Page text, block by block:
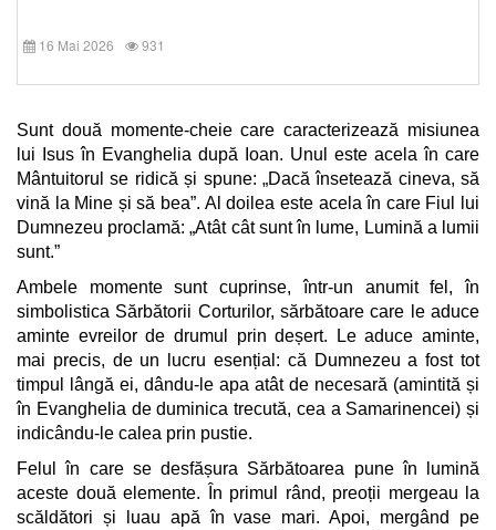
16 Mai 2026 931
Sunt două momente-cheie care caracterizează misiunea
lui Isus în Evanghelia după Ioan. Unul este acela în care
Mântuitorul se ridică și spune: „Dacă însetează cineva, să
vină la Mine și să bea”. Al doilea este acela în care Fiul lui
Dumnezeu proclamă: „Atât cât sunt în lume, Lumină a lumii
sunt.”
Ambele momente sunt cuprinse, într-un anumit fel, în
simbolistica Sărbătorii Corturilor, sărbătoare care le aduce
aminte evreilor de drumul prin deșert. Le aduce aminte,
mai precis, de un lucru esențial: că Dumnezeu a fost tot
timpul lângă ei, dându-le apa atât de necesară (amintită și
în Evanghelia de duminica trecută, cea a Samarinencei) și
indicându-le calea prin pustie.
Felul în care se desfășura Sărbătoarea pune în lumină
aceste două elemente. În primul rând, preoții mergeau la
scăldători și luau apă în vase mari. Apoi, mergând pe